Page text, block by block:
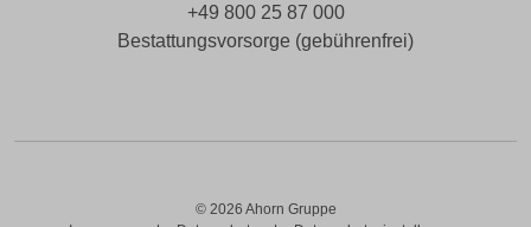
+49 800 25 87 000
Bestattungsvorsorge (gebührenfrei)
© 2026 Ahorn Gruppe